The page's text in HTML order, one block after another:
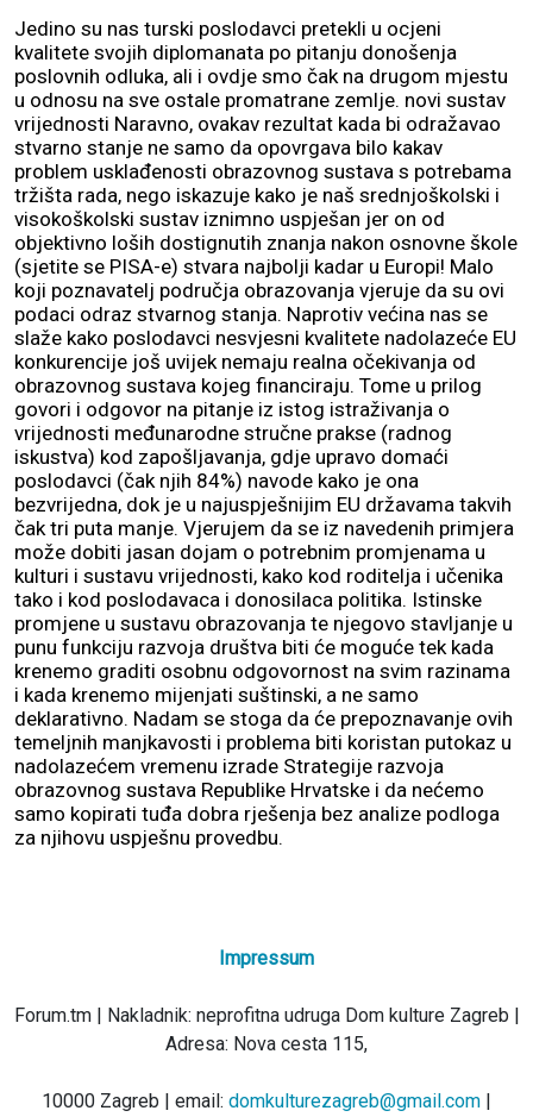
Jedino su nas turski poslodavci pretekli u ocjeni
kvalitete svojih diplomanata po pitanju donošenja
poslovnih odluka, ali i ovdje smo čak na drugom mjestu
u odnosu na sve ostale promatrane zemlje. novi sustav
vrijednosti Naravno, ovakav rezultat kada bi odražavao
stvarno stanje ne samo da opovrgava bilo kakav
problem usklađenosti obrazovnog sustava s potrebama
tržišta rada, nego iskazuje kako je naš srednjoškolski i
visokoškolski sustav iznimno uspješan jer on od
objektivno loših dostignutih znanja nakon osnovne škole
(sjetite se PISA-e) stvara najbolji kadar u Europi! Malo
koji poznavatelj područja obrazovanja vjeruje da su ovi
podaci odraz stvarnog stanja. Naprotiv većina nas se
slaže kako poslodavci nesvjesni kvalitete nadolazeće EU
konkurencije još uvijek nemaju realna očekivanja od
obrazovnog sustava kojeg financiraju. Tome u prilog
govori i odgovor na pitanje iz istog istraživanja o
vrijednosti međunarodne stručne prakse (radnog
iskustva) kod zapošljavanja, gdje upravo domaći
poslodavci (čak njih 84%) navode kako je ona
bezvrijedna, dok je u najuspješnijim EU državama takvih
čak tri puta manje. Vjerujem da se iz navedenih primjera
može dobiti jasan dojam o potrebnim promjenama u
kulturi i sustavu vrijednosti, kako kod roditelja i učenika
tako i kod poslodavaca i donosilaca politika. Istinske
promjene u sustavu obrazovanja te njegovo stavljanje u
punu funkciju razvoja društva biti će moguće tek kada
krenemo graditi osobnu odgovornost na svim razinama
i kada krenemo mijenjati suštinski, a ne samo
deklarativno. Nadam se stoga da će prepoznavanje ovih
temeljnih manjkavosti i problema biti koristan putokaz u
nadolazećem vremenu izrade Strategije razvoja
obrazovnog sustava Republike Hrvatske i da nećemo
samo kopirati tuđa dobra rješenja bez analize podloga
za njihovu uspješnu provedbu.
Impressum
Forum.tm | Nakladnik: neprofitna udruga Dom kulture Zagreb |
Adresa: Nova cesta 115,
10000 Zagreb | email: domkulturezagreb@gmail.com